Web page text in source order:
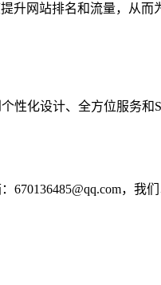
升网站排名和流量，从
化设计、全方位服务
，我